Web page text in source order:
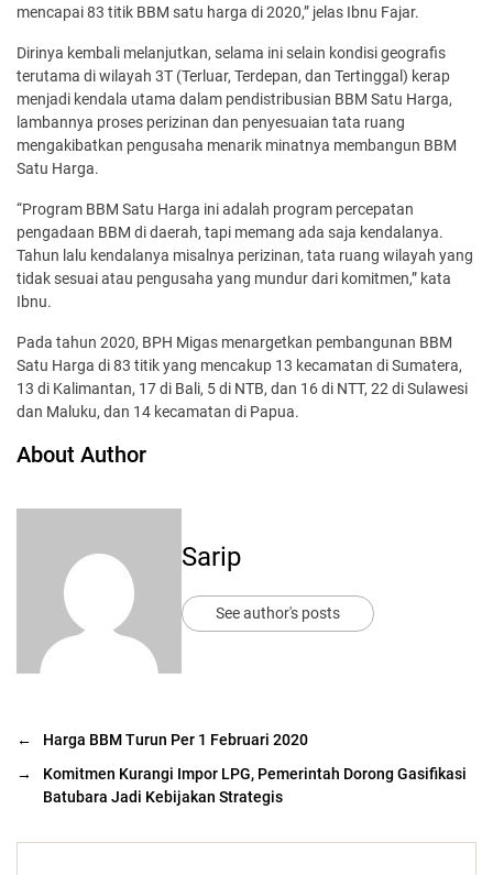
mencapai 83 titik BBM satu harga di 2020,” jelas Ibnu Fajar.
Dirinya kembali melanjutkan, selama ini selain kondisi geografis
terutama di wilayah 3T (Terluar, Terdepan, dan Tertinggal) kerap
menjadi kendala utama dalam pendistribusian BBM Satu Harga,
lambannya proses perizinan dan penyesuaian tata ruang
mengakibatkan pengusaha menarik minatnya membangun BBM
Satu Harga.
“Program BBM Satu Harga ini adalah program percepatan
pengadaan BBM di daerah, tapi memang ada saja kendalanya.
Tahun lalu kendalanya misalnya perizinan, tata ruang wilayah yang
tidak sesuai atau pengusaha yang mundur dari komitmen,” kata
Ibnu.
Pada tahun 2020, BPH Migas menargetkan pembangunan BBM
Satu Harga di 83 titik yang mencakup 13 kecamatan di Sumatera,
13 di Kalimantan, 17 di Bali, 5 di NTB, dan 16 di NTT, 22 di Sulawesi
dan Maluku, dan 14 kecamatan di Papua.
About Author
Sarip
See author's posts
←
Harga BBM Turun Per 1 Februari 2020
→
Komitmen Kurangi Impor LPG, Pemerintah Dorong Gasifikasi
Batubara Jadi Kebijakan Strategis